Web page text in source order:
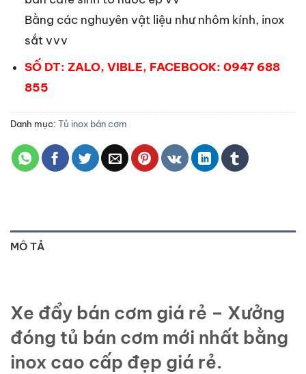
Bằng các nghuyên vật liệu như nhôm kính, inox
sắt vvv
SỐ DT: ZALO, VIBLE, FACEBOOK: 0947 688
855
Danh mục: Tủ inox bán cơm
MÔ TẢ
Xe đẩy bán cơm giá rẻ – Xưởng
đóng tủ bán cơm mới nhất bằng
inox cao cấp đẹp giá rẻ.